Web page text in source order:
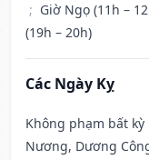
; Giờ Ngọ (11h –
(19h – 20h)
Các Ngày Kỵ
Không phạm bất kỳ
Nương, Dương